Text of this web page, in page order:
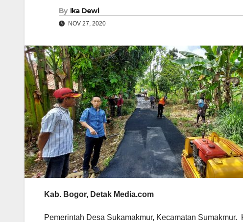
By Ika Dewi
NOV 27, 2020
Kab. Bogor, Detak Media.com
Pemerintah Desa Sukamakmur, Kecamatan